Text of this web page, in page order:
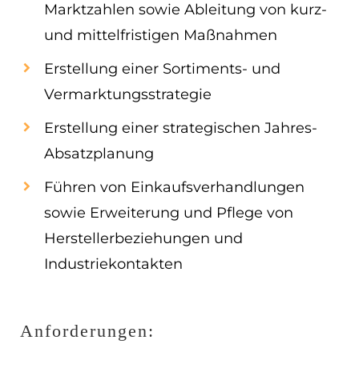
Marktzahlen sowie Ableitung von kurz-
und mittelfristigen Maßnahmen
Erstellung einer Sortiments- und
Vermarktungsstrategie
Erstellung einer strategischen Jahres-
Absatzplanung
Führen von Einkaufsverhandlungen
sowie Erweiterung und Pflege von
Herstellerbeziehungen und
Industriekontakten
Anforderungen: